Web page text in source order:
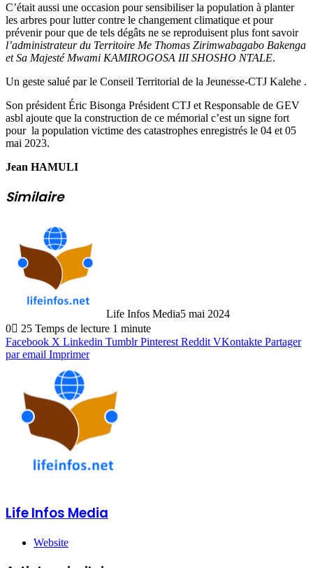
C’était aussi une occasion pour sensibiliser la population à planter
les arbres pour lutter contre le changement climatique et pour
prévenir pour que de tels dégâts ne se reproduisent plus font savoir
l’administrateur du Territoire Me Thomas Zirimwabagabo Bakenga
et Sa Majesté Mwami KAMIROGOSA III SHOSHO NTALE.
Un geste salué par le Conseil Territorial de la Jeunesse-CTJ Kalehe .
Son président Éric Bisonga Président CTJ et Responsable de GEV
asbl ajoute que la construction de ce mémorial c’est un signe fort
pour la population victime des catastrophes enregistrés le 04 et 05
mai 2023.
Jean HAMULI
Similaire
Life Infos Media5 mai 2024
0
25 Temps de lecture 1 minute
Facebook X Linkedin Tumblr Pinterest Reddit VKontakte Partager
par email Imprimer
Life Infos Media
Website